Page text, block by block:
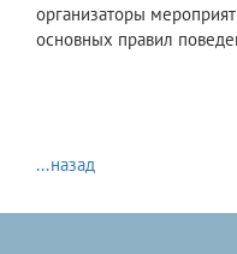
организаторы
основных правил
...назад